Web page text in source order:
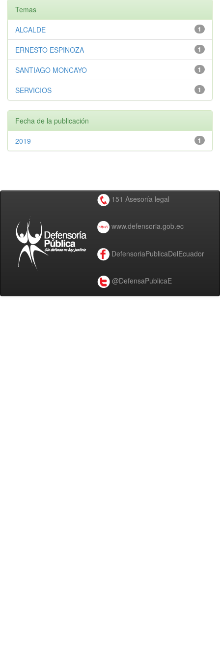
Temas
1
ALCALDE
1
ERNESTO ESPINOZA
1
SANTIAGO MONCAYO
1
SERVICIOS
Fecha de la publicación
1
2019
151 Asesoría legal
www.defensoria.gob.ec
DefensoriaPublicaDelEcuador
@DefensaPublicaE